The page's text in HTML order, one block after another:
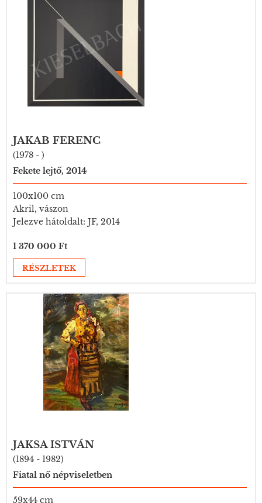
JAKAB FERENC
(1978 - )
Fekete lejtő, 2014
100x100 cm
Akril, vászon
Jelezve hátoldalt: JF, 2014
1 370 000 Ft
RÉSZLETEK
JAKSA ISTVÁN
(1894 - 1982)
Fiatal nő népviseletben
59x44 cm